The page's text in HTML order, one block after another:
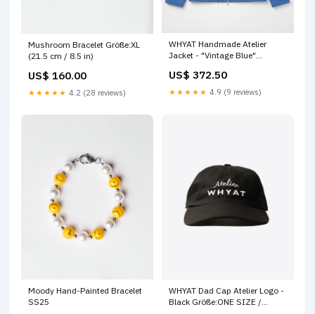
Mushroom Bracelet Größe:XL
(21.5 cm / 8.5 in)
US$ 160.00
★★★★★ 4.2 (28 reviews)
WHYAT Handmade Atelier
Jacket - "Vintage Blue"
US$ 372.50
★★★★★ 4.9 (9 reviews)
Moody Hand-Painted Bracelet
SS25
WHYAT Dad Cap Atelier Logo -
Black Größe:ONE SIZE /